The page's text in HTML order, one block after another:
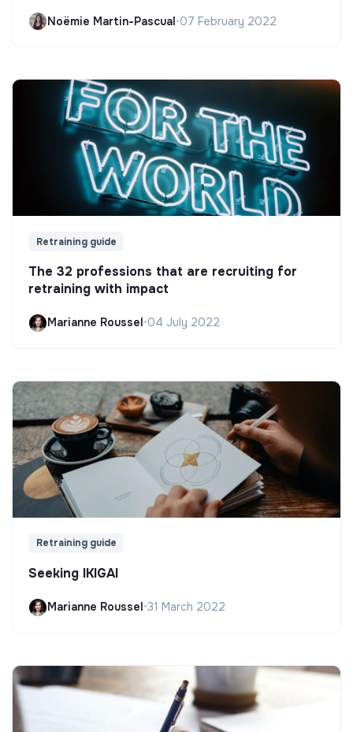
Noëmie Martin-Pascual•07 February 2022
Retraining guide
The 32 professions that are recruiting for
retraining with impact
Marianne Roussel •04 July 2022
Retraining guide
Seeking IKIGAI
Marianne Roussel•31 March 2022